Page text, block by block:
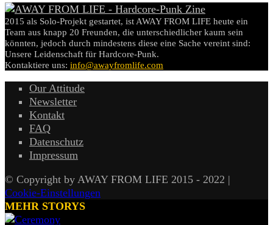
2015 als Solo-Projekt gestartet, ist AWAY FROM LIFE heute ein
Team aus knapp 20 Freunden, die unterschiedlicher kaum sein
könnten, jedoch durch mindestens diese eine Sache vereint sind:
Unsere Leidenschaft für Hardcore-Punk.
Kontaktiere uns: info@awayfromlife.com
Our Attitude
Newsletter
Kontakt
FAQ
Datenschutz
Impressum
© Copyright by AWAY FROM LIFE 2015 - 2022 |
Cookie-Einstellungen
MEHR STORYS